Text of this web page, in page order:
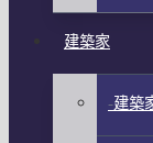
建築家
建築